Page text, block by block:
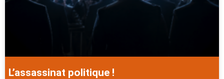
L’assassinat politique !